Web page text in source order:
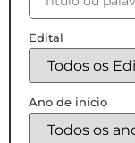
Edital
Ano de início